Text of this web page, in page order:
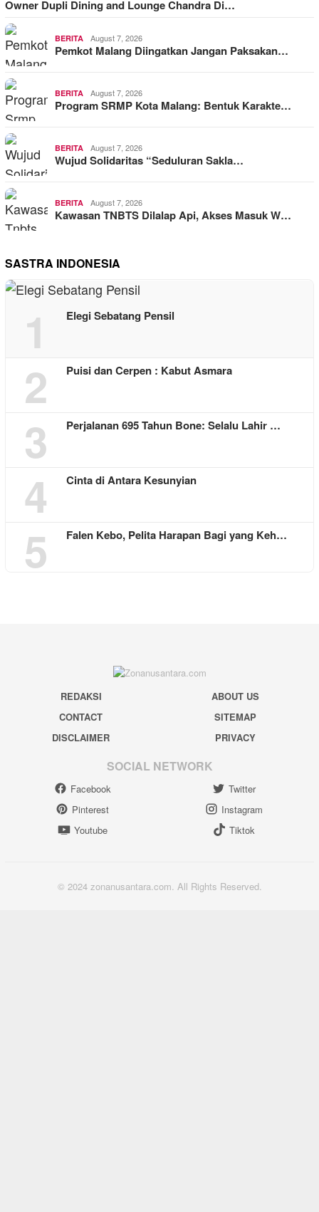
Owner Dupli Dining and Lounge Chandra Di…
BERITA August 7, 2026
Pemkot Malang Diingatkan Jangan Paksakan…
BERITA August 7, 2026
Program SRMP Kota Malang: Bentuk Karakte…
BERITA August 7, 2026
Wujud Solidaritas “Seduluran Sakla…
BERITA August 7, 2026
Kawasan TNBTS Dilalap Api, Akses Masuk W…
SASTRA INDONESIA
1 Elegi Sebatang Pensil
2 Puisi dan Cerpen : Kabut Asmara
3 Perjalanan 695 Tahun Bone: Selalu Lahir …
4 Cinta di Antara Kesunyian
5 Falen Kebo, Pelita Harapan Bagi yang Keh…
REDAKSI
ABOUT US
CONTACT
SITEMAP
DISCLAIMER
PRIVACY
SOCIAL NETWORK
Facebook
Twitter
Pinterest
Instagram
Youtube
Tiktok
© 2024 zonanusantara.com. All Rights Reserved.